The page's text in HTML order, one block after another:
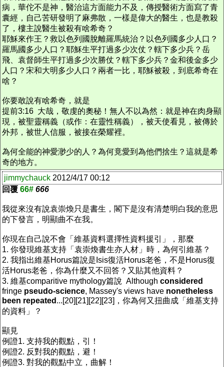
病，華佗不是神，醫治這方面能力不及，傳授醫術方面寫了青
囊經，自己苦研發明了麻弗散，一樣是偉大的醫生，也是教殺
了，樓主說醫生被殺有啥希奇？
耶穌來作王？救以色列國脫離羅馬統治？以色列國多少人口？
羅馬國多少人口？耶穌生平打過多少次仗？轄下多少兵？岳
飛、袁督師生平打過多少次勝仗？轄下多少兵？金和後金多少
人口？宋和大明多少人口？兩者一比，耶穌被殺，到底希奇在
啥？
你要敢說有啥希奇，就是
提前3:16 大哉，敬虔的奧秘！無人不以為然：就是神在肉身顯
現，被聖靈稱義（或作：在靈性稱義），被天使看見，被傳於
外邦，被世人信服，被接在榮耀裡。
為何全能的神愛渺少的人？為何竟愛到為他們捨生？這就是希
奇的地方。
jimmychauck 2012/4/17 00:12
回覆 66# 666
我從來沒有說袁崇煥只是書生，閣下是沒有清楚明白我的意思
的下發言，明顯曲不在我。
你現在自己說不會「維基資料選擇性資料援引」，那麼
1. 你發現維基支持「袁崇煥書生亦人材」時，為何引維基？
2. 我指出維基Horus篇說是Isis復活Horus老爸，不是Horus復
活Horus老爸，你為什麼又不回答？又貼其他資料？
3. 維基comparitive mythology篇說 Although considered
fringe pseudo-science, Massey's views have nonetheless
been repeated ...[20][21][22][23]，你為何又扭曲成「維基支持
的資料」？
顯見
例證1. 支持我的觀點，引！
例證2. 反對我的觀點，避！
例證3. 對我的觀點中立，曲解！